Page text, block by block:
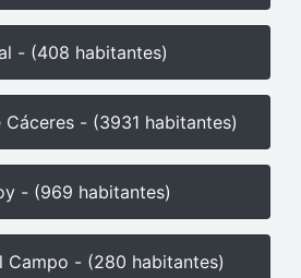
- (408 habitantes)
- (3931 habitantes)
- (969 habitantes)
Campo - (280 habitantes)